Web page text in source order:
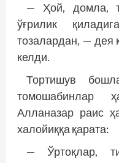
— Ҳой, домла,
ўғрилик
тозалардан, — дея
келди.
Тортишув
томошабинлар
Алланазар раис
халойиққа қарата:
— Ўртоқлар,